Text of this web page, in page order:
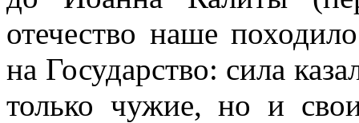
отечество наше
на Государство: сила
только чужие, но и